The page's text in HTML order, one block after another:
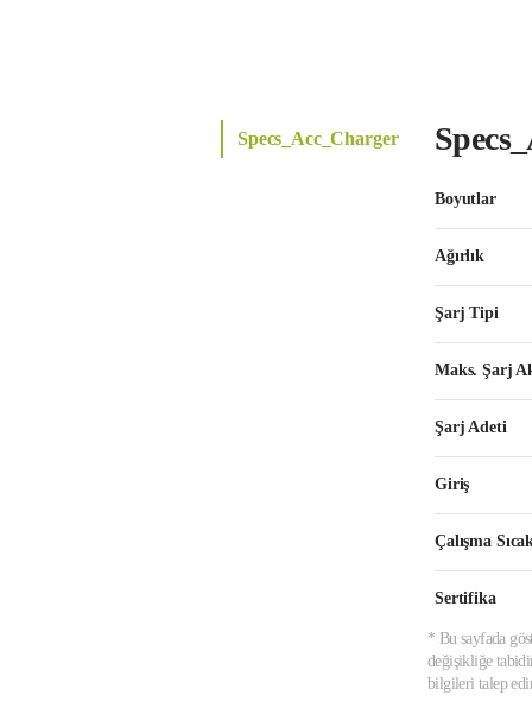
Specs_Acc_Charger
Boyutlar
Ağırlık
Şarj Tipi
Maks. Şarj
Şarj Adeti
Giriş
Çalışma
Sertifika
* Bu sayfada
değişikliğe
bilgileri talep